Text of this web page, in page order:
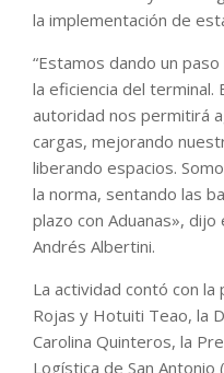
la implementación de
“Estamos dando un
la eficiencia del terminal.
autoridad nos permitirá
cargas, mejorando
liberando espacios.
la norma, sentando las
plazo con Aduanas»,
Andrés Albertini.
La actividad contó con la
Rojas y Hotuiti Teao, la
Carolina Quinteros, la
Logística de San Antonio